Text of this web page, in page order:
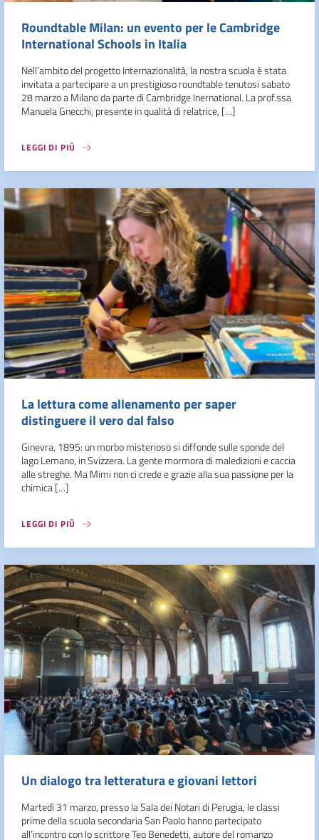
Roundtable Milan: un evento per le Cambridge
International Schools in Italia
Nell’ambito del progetto Internazionalità, la nostra scuola è stata
invitata a partecipare a un prestigioso roundtable tenutosi sabato
28 marzo a Milano da parte di Cambridge Inernational. La prof.ssa
Manuela Gnecchi, presente in qualità di relatrice, […]
LEGGI DI PIÙ
La lettura come allenamento per saper
distinguere il vero dal falso
Ginevra, 1895: un morbo misterioso si diffonde sulle sponde del
lago Lemano, in Svizzera. La gente mormora di maledizioni e caccia
alle streghe. Ma Mimi non ci crede e grazie alla sua passione per la
chimica […]
LEGGI DI PIÙ
Un dialogo tra letteratura e giovani lettori
Martedì 31 marzo, presso la Sala dei Notari di Perugia, le classi
prime della scuola secondaria San Paolo hanno partecipato
all’incontro con lo scrittore Teo Benedetti, autore del romanzo